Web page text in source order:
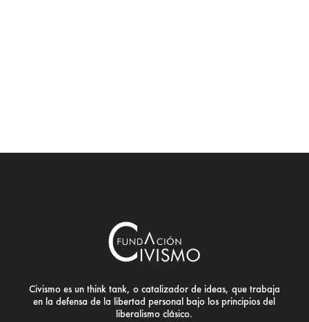
Civismo es un think tank, o catalizador de ideas, que trabaja
en la defensa de la libertad personal bajo los principios del
liberalismo clásico.